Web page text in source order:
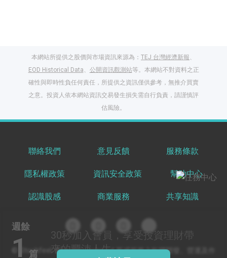
週餘
1 篇
30秒加入會員，享受投資理財帶
來的豐沛人生
本網站所提供之股價與市場資訊來源為： TEJ 台灣經濟新報、
EOD Historical Data、 公開資訊觀測站等。本網站不對資料之正
確性與即時性負任何責任，所提供之資訊僅供參考，無推介買賣
之意。投資人依本網站資訊交易發生損失需自行負責，請謹慎評
估風險。
聯絡我們 意見反饋 服務條款
隱私權政策 資訊安全政策 幫助中心
認識股感 商業服務 共享知識
© Stockfeel. All rights reserved 股感服務之軟體開發、營運及作
出國就缺這咖？股